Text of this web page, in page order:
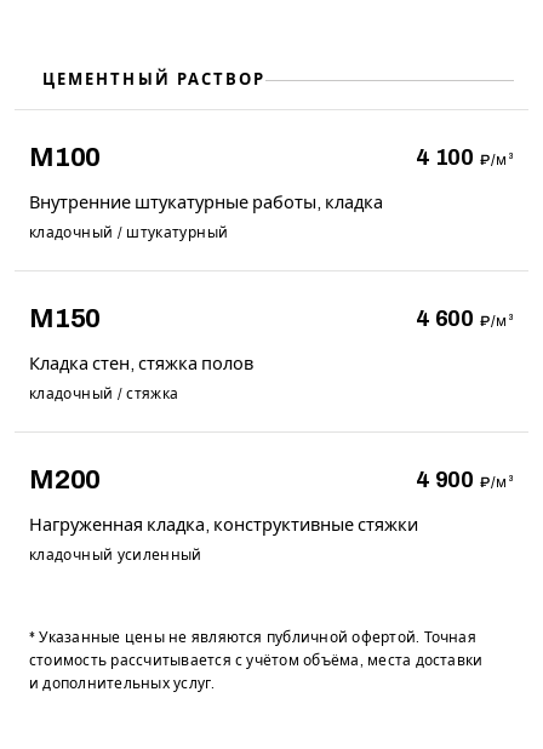
ЦЕМЕНТНЫЙ РАСТВОР
М100
Внутренние штукатурные работы, кладка
кладочный / штукатурный
4 100 ₽/м³
М150
Кладка стен, стяжка полов
кладочный / стяжка
4 600 ₽/м³
М200
Нагруженная кладка, конструктивные стяжки
кладочный усиленный
4 900 ₽/м³
* Указанные цены не являются публичной офертой. Точная
стоимость рассчитывается с учётом объёма, места доставки
и дополнительных услуг.